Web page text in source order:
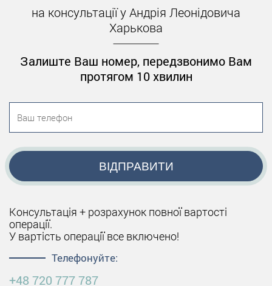
на консультації у Андрія Леонідовича
Харькова
Залиште Ваш номер, передзвонимо Вам
протягом 10 хвилин
ВІДПРАВИТИ
Консультація + розрахунок повної вартості
операції.
У вартість операції все включено!
Телефонуйте:
+48 720 777 787